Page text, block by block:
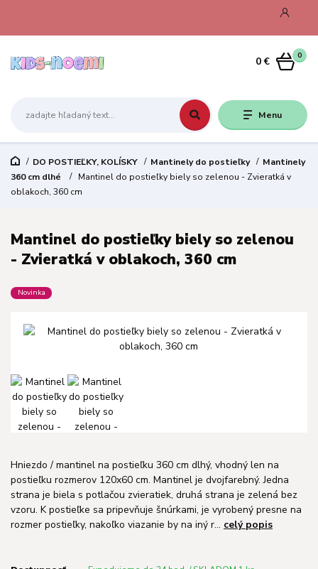
Menu
0
0 €
DO POSTIEĽKY, KOLÍSKY Mantinely do postieľky
Mantinely
360 cm dlhé
Mantinel do postieľky biely so zelenou - Zvieratká v
oblakoch, 360 cm
Mantinel do postieľky biely so zelenou
- Zvieratká v oblakoch, 360 cm
Novinka
Hniezdo / mantinel na postieľku 360 cm dlhý, vhodný len na
postieľku rozmerov 120x60 cm. Mantinel je dvojfarebný. Jedna
strana je biela s potlačou zvieratiek, druhá strana je zelená bez
vzoru. K postieľke sa pripevňuje šnúrkami, je vyrobený presne na
rozmer postieľky, nakoľko viazanie by na iný r... celý popis